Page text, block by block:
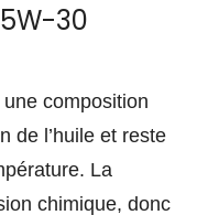
30
composition
de l’huile et reste
La
chimique, donc